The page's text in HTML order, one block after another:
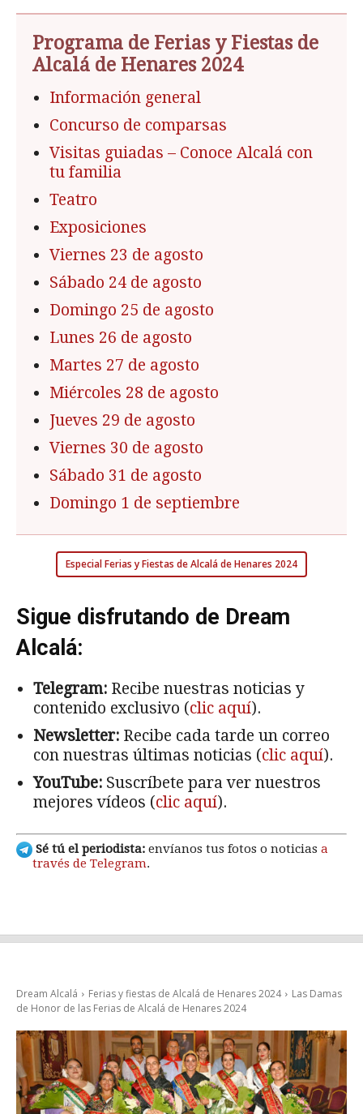
Programa de Ferias y Fiestas de
Alcalá de Henares 2024
Información general
Concurso de comparsas
Visitas guiadas – Conoce Alcalá con
tu familia
Teatro
Exposiciones
Viernes 23 de agosto
Sábado 24 de agosto
Domingo 25 de agosto
Lunes 26 de agosto
Martes 27 de agosto
Miércoles 28 de agosto
Jueves 29 de agosto
Viernes 30 de agosto
Sábado 31 de agosto
Domingo 1 de septiembre
Especial Ferias y Fiestas de Alcalá de Henares 2024
Sigue disfrutando de Dream
Alcalá:
Telegram: Recibe nuestras noticias y
contenido exclusivo (clic aquí).
Newsletter: Recibe cada tarde un correo
con nuestras últimas noticias (clic aquí).
YouTube: Suscríbete para ver nuestros
mejores vídeos (clic aquí).
Sé tú el periodista: envíanos tus fotos o noticias a
través de Telegram.